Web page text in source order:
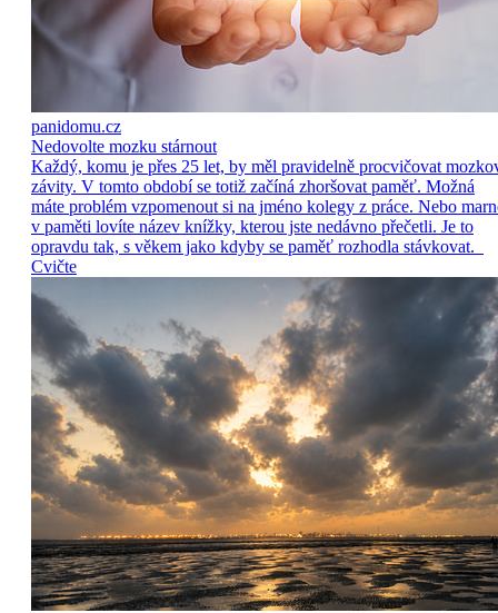
panidomu.cz
Nedovolte mozku stárnout
Každý, komu je přes 25 let, by měl pravidelně procvičovat
závity. V tomto období se totiž začíná zhoršovat paměť. Možná
máte problém vzpomenout si na jméno kolegy z práce. Nebo
v paměti lovíte název knížky, kterou jste nedávno přečetli. Je to
opravdu tak, s věkem jako kdyby se paměť rozhodla stávkovat.
Cvičte